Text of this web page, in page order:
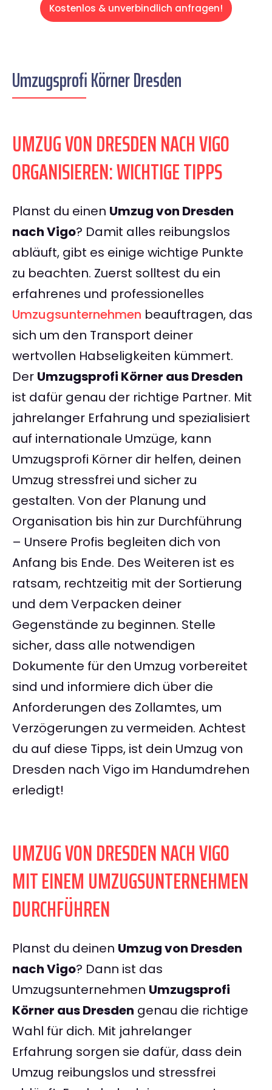
Kostenlos & unverbindlich anfragen!
Umzugsprofi Körner Dresden
UMZUG VON DRESDEN NACH VIGO
ORGANISIEREN: WICHTIGE TIPPS
Planst du einen Umzug von Dresden
nach Vigo? Damit alles reibungslos
abläuft, gibt es einige wichtige Punkte
zu beachten. Zuerst solltest du ein
erfahrenes und professionelles
Umzugsunternehmen beauftragen, das
sich um den Transport deiner
wertvollen Habseligkeiten kümmert.
Der Umzugsprofi Körner aus Dresden
ist dafür genau der richtige Partner. Mit
jahrelanger Erfahrung und spezialisiert
auf internationale Umzüge, kann
Umzugsprofi Körner dir helfen, deinen
Umzug stressfrei und sicher zu
gestalten. Von der Planung und
Organisation bis hin zur Durchführung
– Unsere Profis begleiten dich von
Anfang bis Ende. Des Weiteren ist es
ratsam, rechtzeitig mit der Sortierung
und dem Verpacken deiner
Gegenstände zu beginnen. Stelle
sicher, dass alle notwendigen
Dokumente für den Umzug vorbereitet
sind und informiere dich über die
Anforderungen des Zollamtes, um
Verzögerungen zu vermeiden. Achtest
du auf diese Tipps, ist dein Umzug von
Dresden nach Vigo im Handumdrehen
erledigt!
UMZUG VON DRESDEN NACH VIGO
MIT EINEM UMZUGSUNTERNEHMEN
DURCHFÜHREN
Planst du deinen Umzug von Dresden
nach Vigo? Dann ist das
Umzugsunternehmen Umzugsprofi
Körner aus Dresden genau die richtige
Wahl für dich. Mit jahrelanger
Erfahrung sorgen sie dafür, dass dein
Umzug reibungslos und stressfrei